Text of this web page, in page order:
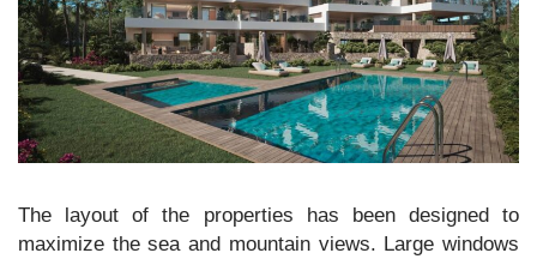
The layout of the properties has been designed to
maximize the sea and mountain views. Large windows